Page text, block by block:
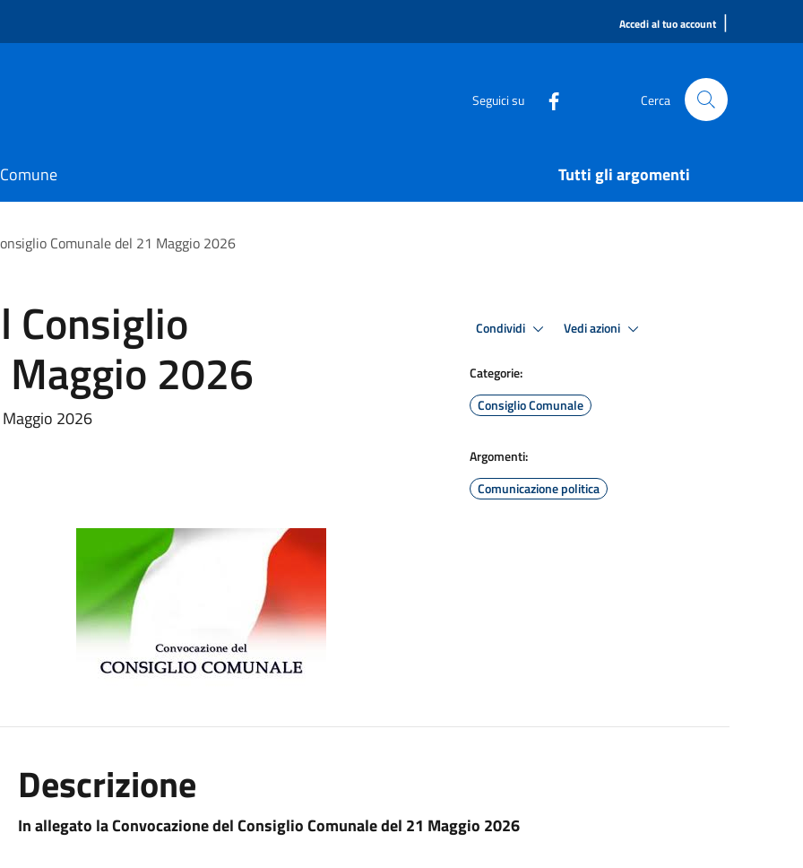
Accedi al tuo account |
Seguici su Cerca
Tutti gli argomenti
Comunale del 21 Maggio 2026
Consiglio
2026
2026
Condividi Vedi azioni
Categorie:
Consiglio Comunale
Argomenti:
Comunicazione politica
Descrizione
In allegato la Convocazione del Consiglio Comunale del 21 Maggio 2026